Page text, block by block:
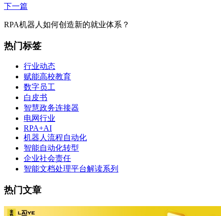
下一篇
RPA机器人如何创造新的就业体系？
热门标签
行业动态
赋能高校教育
数字员工
白皮书
智慧政务连接器
电网行业
RPA+AI
机器人流程自动化
智能自动化转型
企业社会责任
智能文档处理平台解读系列
热门文章